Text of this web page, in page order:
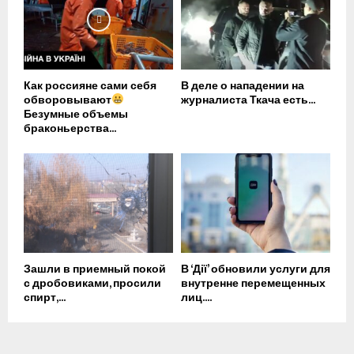
Как россияне сами себя
обворовывают
Безумные объемы
браконьерства...
В деле о нападении на
журналиста Ткача есть...
Зашли в приемный покой
с дробовиками, просили
спирт,...
В ‘Дії’ обновили услуги для
внутренне перемещенных
лиц....